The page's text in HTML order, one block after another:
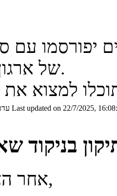
יפורסמו
של ארגון סגל ההוראה.
עדכון Last updated on 22/7/2025,
בניקוד
אחר הצהריים טובים,